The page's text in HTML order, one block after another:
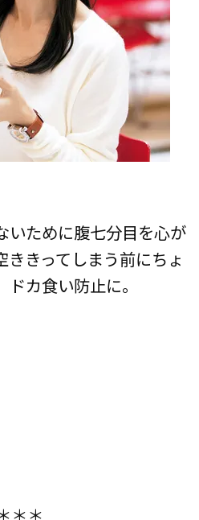
いために腹七分目を心が
きってしまう前にちょ
カ食い防止に。
＊＊